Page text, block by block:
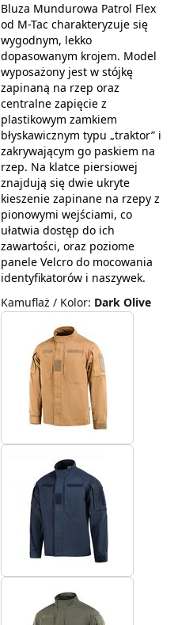
Bluza Mundurowa Patrol Flex
od M-Tac charakteryzuje się
wygodnym, lekko
dopasowanym krojem. Model
wyposażony jest w stójkę
zapinaną na rzep oraz
centralne zapięcie z
plastikowym zamkiem
błyskawicznym typu „traktor” i
zakrywającym go paskiem na
rzep. Na klatce piersiowej
znajdują się dwie ukryte
kieszenie zapinane na rzepy z
pionowymi wejściami, co
ułatwia dostęp do ich
zawartości, oraz poziome
panele Velcro do mocowania
identyfikatorów i naszywek.
Kamuflaż / Kolor: Dark Olive